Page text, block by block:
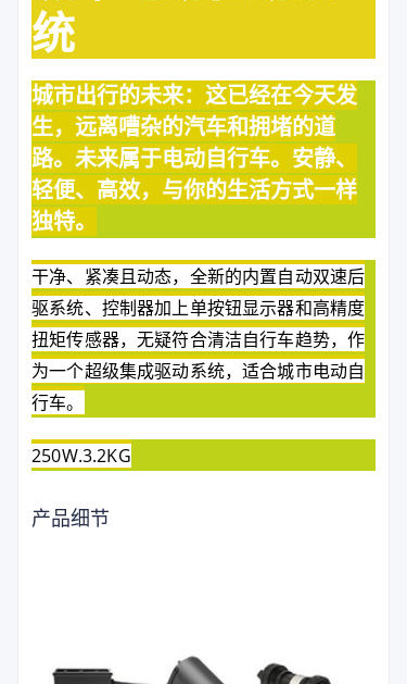
统
城市出行的未来：这已经在今天发
生，远离嘈杂的汽车和拥堵的道
路。未来属于电动自行车。安静、
轻便、高效，与你的生活方式一样
独特。
干净、紧凑且动态，全新的内置自动双速后
驱系统、控制器加上单按钮显示器和高精度
扭矩传感器，无疑符合清洁自行车趋势，作
为一个超级集成驱动系统，适合城市电动自
行车。
250W.3.2KG
产品细节